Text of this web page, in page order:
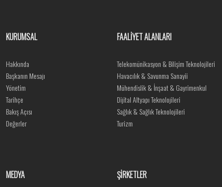
KURUMSAL
Hakkında
Başkanın Mesajı
Yönetim
Tarihçe
Bakış Açısı
Değerler
FAALİYET ALANLARI
Telekomünikasyon & Bilişim Teknolojileri
Havacılık & Savunma Sanayii
Mühendislik & İnşaat & Gayrimenkul
Dijital Altyapı Teknolojileri
Sağlık & Sağlık Teknolojileri
Turizm
MEDYA ŞİRKETLER